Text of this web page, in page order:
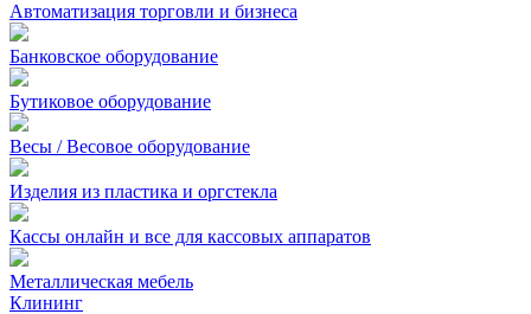
Автоматизация торговли и бизнеса
Банковское оборудование
Бутиковое оборудование
Весы / Весовое оборудование
Изделия из пластика и оргстекла
Кассы онлайн и все для кассовых аппаратов
Металлическая мебель
Клининг